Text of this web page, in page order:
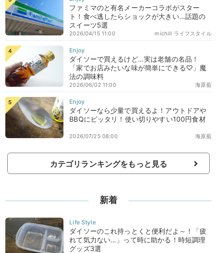
ファミマのと有名メーカーコラボがスター
ト！食べ逃したらショックが大きい…話題の
スイーツ5選
michill ライフスタイル
2026/04/15 11:00
ダイソーで買えるけど…実は老舗の名品！
「家でお店みたいな味が簡単にできる♡」魔
法の調味料
海原藍
2026/06/02 11:00
ダイソーなら少量で買えるよ！アウトドアや
BBQにピッタリ！使い切りやすい100円食材
海原藍
2026/07/25 08:00
カテゴリランキングをもっと見る
新着
ダイソーのこれ持っとくと便利だよ～！「疲
れて気力ない…」って時に助かる！時短調理
グッズ3選